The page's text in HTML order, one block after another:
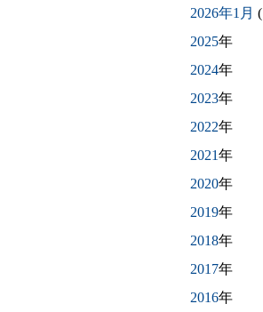
2026年1月
2025年
2024年
2023年
2022年
2021年
2020年
2019年
2018年
2017年
2016年